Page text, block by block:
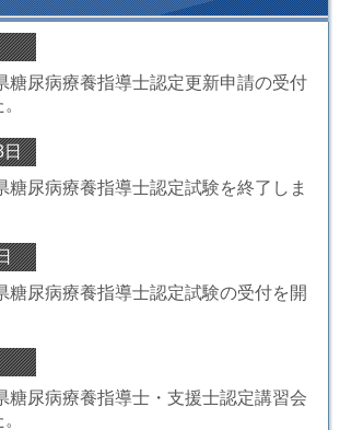
糖尿病療養指導士認定更新申請の受付
日
糖尿病療養指導士認定試験を終了しま
糖尿病療養指導士認定試験の受付を開
糖尿病療養指導士・支援士認定講習会